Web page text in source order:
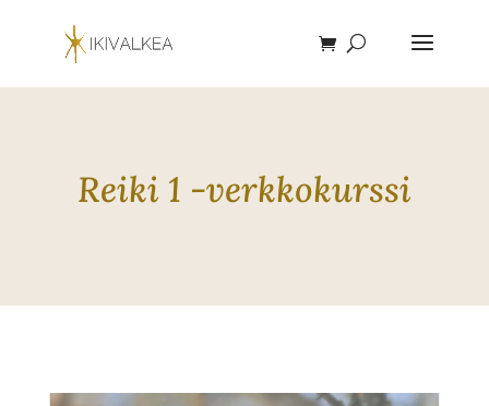
Reiki 1 -verkkokurssi